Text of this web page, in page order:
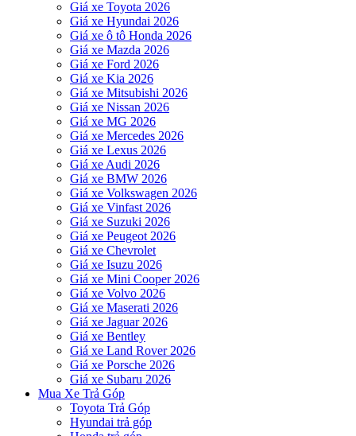
Giá xe Toyota 2026
Giá xe Hyundai 2026
Giá xe ô tô Honda 2026
Giá xe Mazda 2026
Giá xe Ford 2026
Giá xe Kia 2026
Giá xe Mitsubishi 2026
Giá xe Nissan 2026
Giá xe MG 2026
Giá xe Mercedes 2026
Giá xe Lexus 2026
Giá xe Audi 2026
Giá xe BMW 2026
Giá xe Volkswagen 2026
Giá xe Vinfast 2026
Giá xe Suzuki 2026
Giá xe Peugeot 2026
Giá xe Chevrolet
Giá xe Isuzu 2026
Giá xe Mini Cooper 2026
Giá xe Volvo 2026
Giá xe Maserati 2026
Giá xe Jaguar 2026
Giá xe Bentley
Giá xe Land Rover 2026
Giá xe Porsche 2026
Giá xe Subaru 2026
Mua Xe Trả Góp
Toyota Trả Góp
Hyundai trả góp